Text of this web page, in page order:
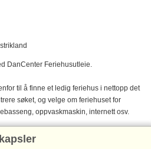
DanCenter Feriehusutleie.
til å finne et ledig feriehus i nettopp det
søket, og velge om feriehuset for
oppvaskmaskin, internett osv.